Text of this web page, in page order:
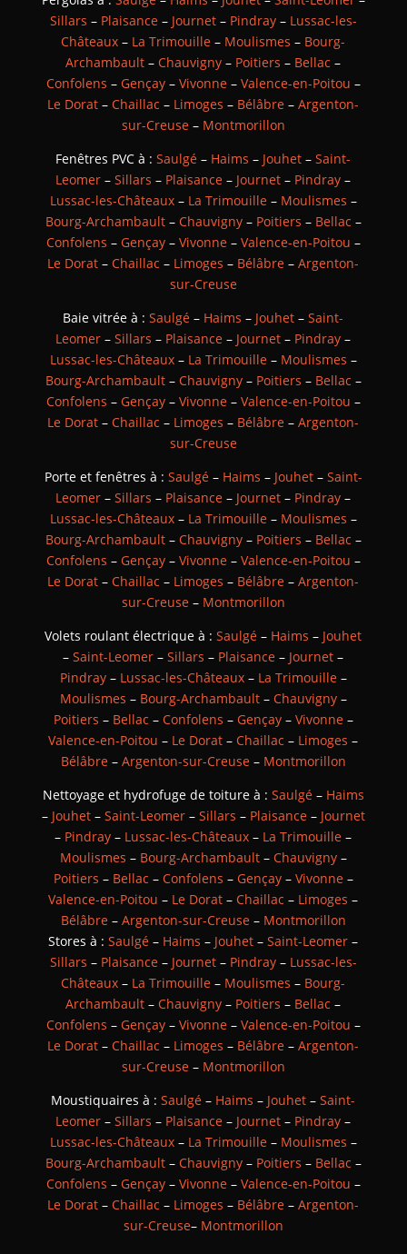
Sillars – Plaisance– Journet– Pindray– Lussac-les-
Châteaux – La Trimouille – Moulismes – Bourg-
Archambault –Chauvigny – Poitiers – Bellac –
Confolens – Gençay– Vivonne– Valence-en-Poitou –
Le Dorat –Chaillac – Limoges – Bélâbre –Argenton-
sur-Creuse– Montmorillon
Fenêtres PVC à :Saulgé – Haims – Jouhet –Saint-
Leomer –Sillars – Plaisance – Journet – Pindray –
Lussac-les-Châteaux– La Trimouille– Moulismes –
Bourg-Archambault– Chauvigny– Poitiers – Bellac –
Confolens – Gençay– Vivonne– Valence-en-Poitou –
Le Dorat –Chaillac – Limoges – Bélâbre –Argenton-
sur-Creuse
Baie vitrée à :Saulgé – Haims – Jouhet –Saint-
Leomer –Sillars – Plaisance – Journet – Pindray –
Lussac-les-Châteaux– La Trimouille– Moulismes –
Bourg-Archambault– Chauvigny– Poitiers – Bellac –
Confolens – Gençay– Vivonne– Valence-en-Poitou –
Le Dorat –Chaillac – Limoges – Bélâbre –Argenton-
sur-Creuse
Porte et fenêtres à : Saulgé– Haims – Jouhet– Saint-
Leomer –Sillars – Plaisance – Journet – Pindray –
Lussac-les-Châteaux– La Trimouille– Moulismes –
Bourg-Archambault– Chauvigny– Poitiers – Bellac –
Confolens – Gençay– Vivonne– Valence-en-Poitou –
Le Dorat –Chaillac – Limoges – Bélâbre –Argenton-
sur-Creuse– Montmorillon
Volets roulant électrique à :Saulgé – Haims – Jouhet
–Saint-Leomer –Sillars – Plaisance – Journet –
Pindray– Lussac-les-Châteaux– La Trimouille–
Moulismes – Bourg-Archambault– Chauvigny–
Poitiers – Bellac – Confolens – Gençay– Vivonne–
Valence-en-Poitou – Le Dorat –Chaillac – Limoges –
Bélâbre– Argenton-sur-Creuse– Montmorillon
Nettoyage et hydrofuge de toiture à : Saulgé– Haims
– Jouhet– Saint-Leomer– Sillars – Plaisance– Journet
– Pindray – Lussac-les-Châteaux – La Trimouille –
Moulismes – Bourg-Archambault– Chauvigny–
Poitiers – Bellac – Confolens – Gençay– Vivonne–
Valence-en-Poitou – Le Dorat –Chaillac – Limoges –
Bélâbre– Argenton-sur-Creuse– Montmorillon
Stores à :Saulgé – Haims – Jouhet –Saint-Leomer –
Sillars – Plaisance– Journet– Pindray– Lussac-les-
Châteaux – La Trimouille – Moulismes – Bourg-
Archambault –Chauvigny – Poitiers – Bellac –
Confolens – Gençay– Vivonne– Valence-en-Poitou –
Le Dorat –Chaillac – Limoges – Bélâbre –Argenton-
sur-Creuse– Montmorillon
Moustiquaires à :Saulgé – Haims – Jouhet –Saint-
Leomer –Sillars – Plaisance – Journet – Pindray –
Lussac-les-Châteaux– La Trimouille– Moulismes –
Bourg-Archambault– Chauvigny– Poitiers – Bellac –
Confolens – Gençay– Vivonne– Valence-en-Poitou –
Le Dorat –Chaillac – Limoges – Bélâbre –Argenton-
sur-Creuse– Montmorillon